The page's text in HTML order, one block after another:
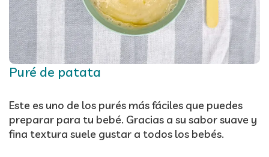
Puré de patata
Este es uno de los purés más fáciles que puedes
preparar para tu bebé. Gracias a su sabor suave y
fina textura suele gustar a todos los bebés.